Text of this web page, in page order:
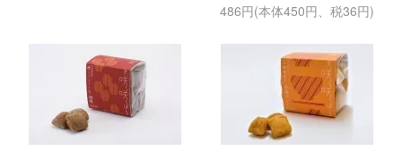
486円(本体450円、税36円)